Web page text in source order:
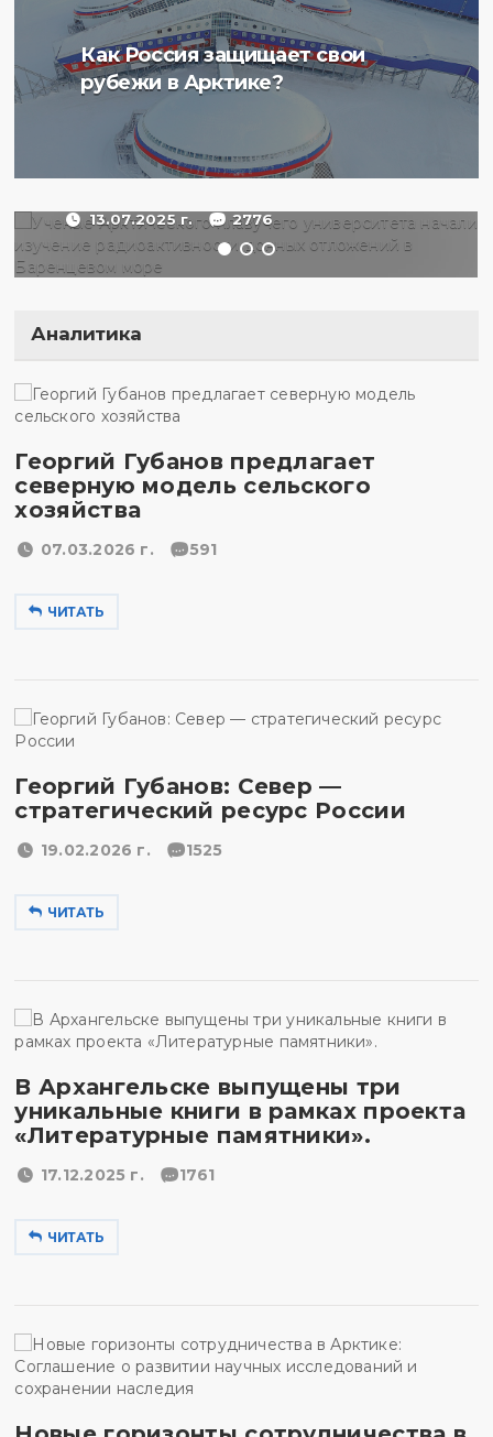
Как Россия защищает свои
рубежи в Арктике?
Ученые Арктического
плавучего университета
радиоактивности донных
отложений в Баренцевом
13.07.2025 г. 2776
Аналитика
Георгий Губанов предлагает
северную модель сельского
хозяйства
07.03.2026 г. 591
ЧИТАТЬ
Георгий Губанов: Север —
стратегический ресурс России
19.02.2026 г. 1525
ЧИТАТЬ
В Архангельске выпущены три
уникальные книги в рамках проекта
«Литературные памятники».
17.12.2025 г. 1761
ЧИТАТЬ